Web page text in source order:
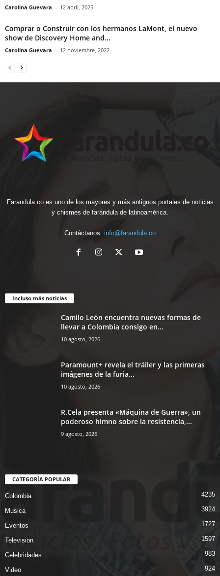
Carolina Guevara - 12 abril, 2025
Comprar o Construir con los hermanos LaMont, el nuevo
show de Discovery Home and...
Carolina Guevara - 12 noviembre, 2022
Farandula.co es uno de los mayores y más antiguos portales de noticias
y chismes de farándula de latinoamérica.
Contáctanos: info@farandula.co
Incluso más noticias
Camilo León encuentra nuevas formas de
llevar a Colombia consigo en...
10 agosto, 2026
Paramount+ revela el tráiler y las primeras
imágenes de la furia...
10 agosto, 2026
R.Cela presenta «Máquina de Guerra», un
poderoso himno sobre la resistencia,...
9 agosto, 2026
CATEGORÍA POPULAR
Colombia 4235
Musica 3924
Eventos 1727
Television 1597
Celebridades 983
Video 924